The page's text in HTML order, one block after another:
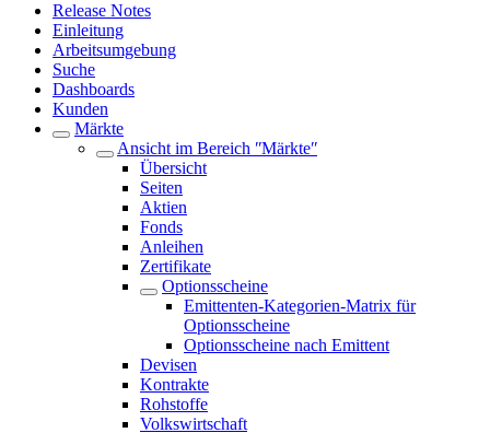
Release Notes
Einleitung
Arbeitsumgebung
Suche
Dashboards
Kunden
Märkte
Ansicht im Bereich ʺMärkteʺ
Übersicht
Seiten
Aktien
Fonds
Anleihen
Zertifikate
Optionsscheine
Emittenten-Kategorien-Matrix für
Optionsscheine
Optionsscheine nach Emittent
Devisen
Kontrakte
Rohstoffe
Volkswirtschaft